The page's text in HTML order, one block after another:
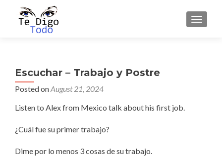
Escuchar – Trabajo y Postre
Posted onAugust 21, 2024
Listen to Alex from Mexico talk about his first job.
¿Cuál fue su primer trabajo?
Dime por lo menos 3 cosas de su trabajo.